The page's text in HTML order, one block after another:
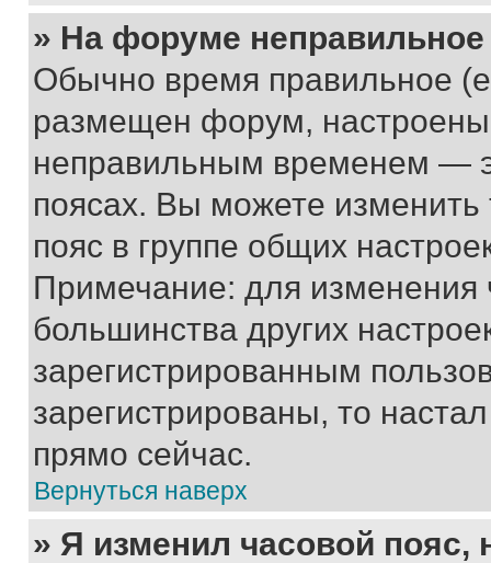
» На форуме
Обычно время правильное
размещен форум, настроены
неправильным временем —
поясах. Вы можете изменить
пояс в группе общих
Примечание: для изменения
большинства других
зарегистрированным
зарегистрированы, то
прямо сейчас.
Вернуться наверх
» Я изменил часовой пояс,